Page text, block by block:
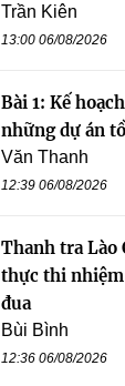
Trần Kiên
13:00 06/08/2026
Bài 1: Kế
những dự án
Văn Thanh
12:39 06/08/2026
Thanh tra Lào
thực thi
đua
Bùi Bình
12:36 06/08/2026